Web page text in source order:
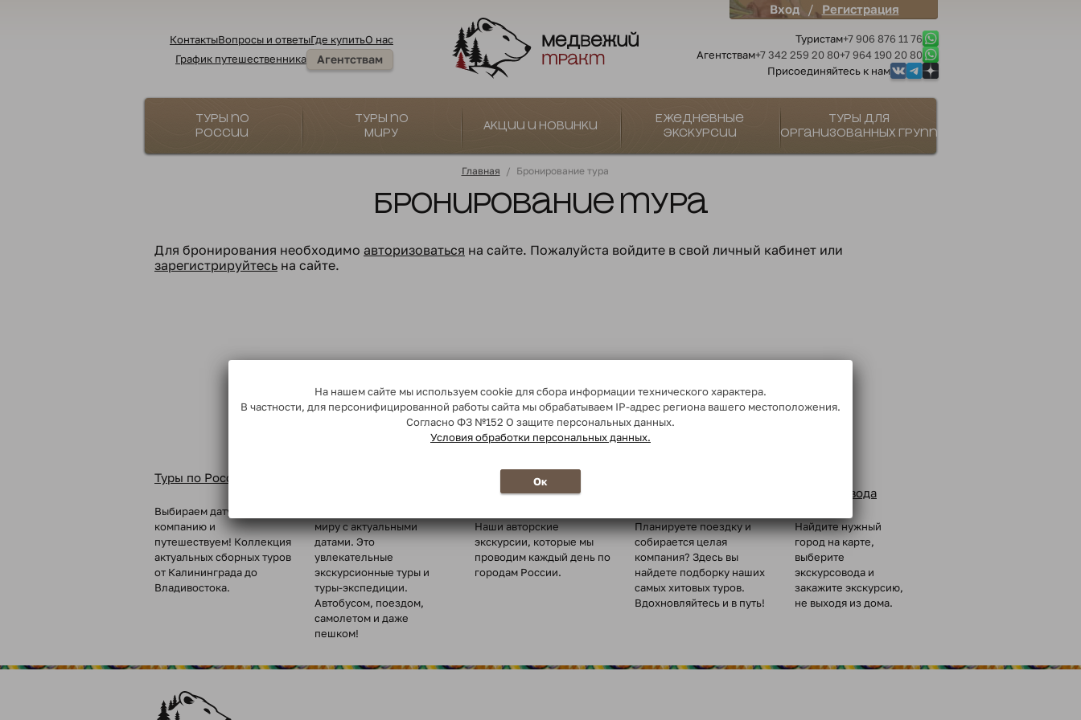
Вход / Регистрация
КонтактыВопросы и ответыГде купитьО нас
График путешественника
Агентствам
Туристам+7 906 876 11 76
Агентствам+7 342 259 20 80+7 964 190 20 80
Присоединяйтесь к нам
Туры по
России
Туры по
миру
Акции и новинки
Ежедневные
экскурсии
Туры для
организованных групп
Главная / Бронирование тура
Бронирование тура
Для бронирования необходимо авторизоваться на сайте. Пожалуйста войдите в свой личный кабинет или
зарегистрируйтесь на сайте.
Туры по России
Выбираем дату, собираем
компанию и
путешествуем! Коллекция
актуальных сборных туров
от Калининграда до
Владивостока.
миру с актуальными
датами. Это
увлекательные
экскурсионные туры и
туры-экспедиции.
Автобусом, поездом,
самолетом и даже
пешком!
Ежедневные
экскурсии
Наши авторские
экскурсии, которые мы
проводим каждый день по
городам России.
Планируете поездку и
собирается целая
компания? Здесь вы
найдете подборку наших
самых хитовых туров.
Вдохновляйтесь и в путь!
экскурсовода
Найдите нужный
город на карте,
выберите
экскурсовода и
закажите экскурсию,
не выходя из дома.
На нашем сайте мы используем cookie для сбора информации технического характера.
В частности, для персонифицированной работы сайта мы обрабатываем IP-адрес региона вашего местоположения.
Согласно ФЗ №152 О защите персональных данных.
Условия обработки персональных данных.
Ок